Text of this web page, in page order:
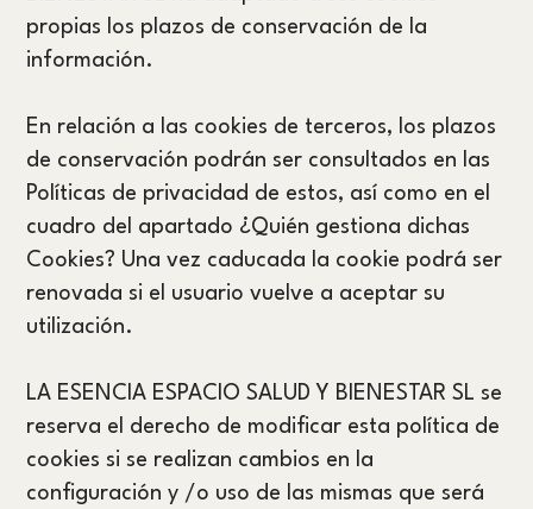
propias los plazos de conservación de la
información.
En relación a las cookies de terceros, los plazos
de conservación podrán ser consultados en las
Políticas de privacidad de estos, así como en el
cuadro del apartado ¿Quién gestiona dichas
Cookies? Una vez caducada la cookie podrá ser
renovada si el usuario vuelve a aceptar su
utilización.
LA ESENCIA ESPACIO SALUD Y BIENESTAR SL se
reserva el derecho de modificar esta política de
cookies si se realizan cambios en la
configuración y /o uso de las mismas que será